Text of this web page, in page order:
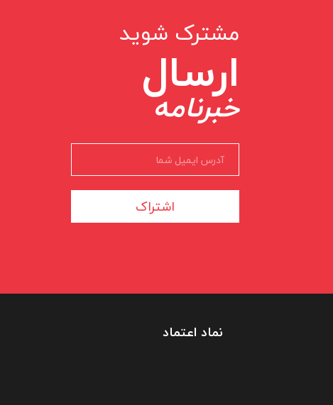
مشترک شوید
ارسال
خبرنامه
اشتراک
نماد اعتماد